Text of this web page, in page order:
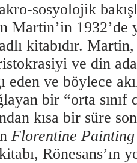
sosyolojik
Martin’in 1932’de
adlı kitabıdır. Martin,
ve din
eden ve böylece
bir “orta
kısa bir süre
Florentine
Rönesans’ın